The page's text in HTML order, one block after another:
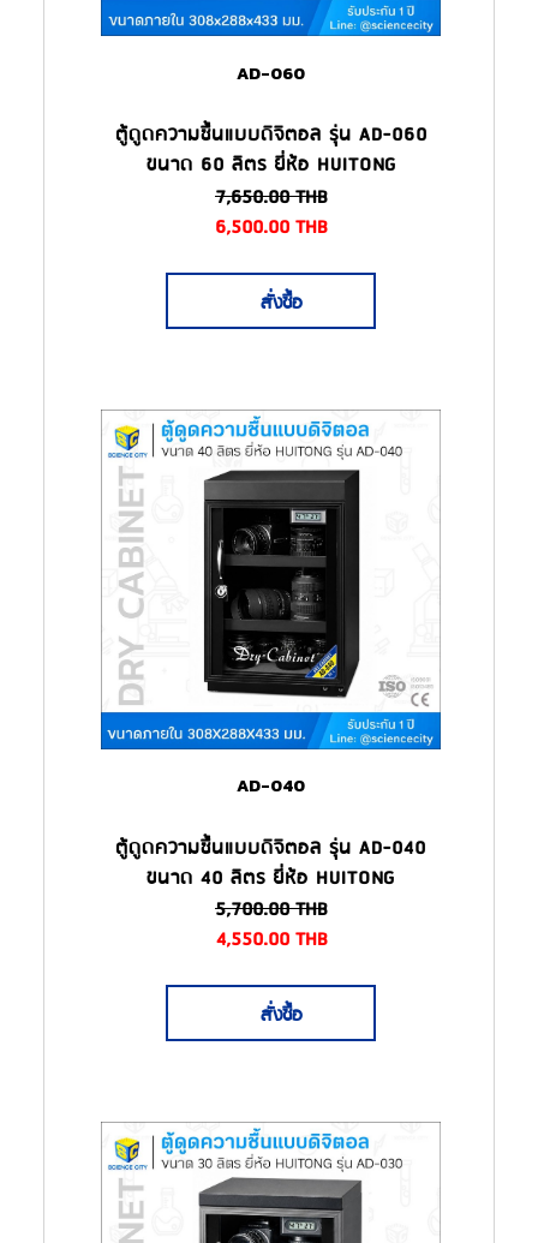
AD-060
ตู้ดูดความชื้นแบบดิจิตอล รุ่น AD-060
ขนาด 60 ลิตร ยี่ห้อ HUITONG
7,650.00THB
6,500.00THB
สั่งซื้อ
AD-040
ตู้ดูดความชื้นแบบดิจิตอล รุ่น AD-040
ขนาด 40 ลิตร ยี่ห้อ HUITONG
5,700.00THB
4,550.00THB
สั่งซื้อ